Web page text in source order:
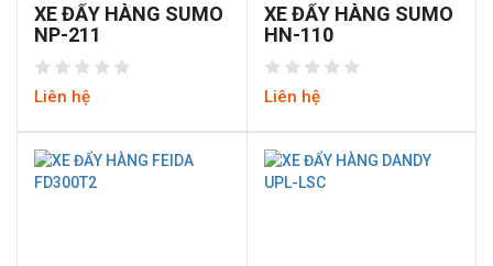
XE ĐẨY HÀNG SUMO
NP-211
Liên hệ
XE ĐẨY HÀNG SUMO
HN-110
Liên hệ